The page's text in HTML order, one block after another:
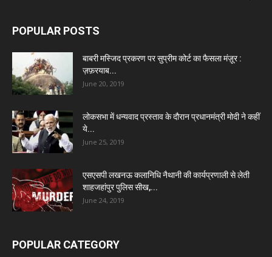
POPULAR POSTS
बाबरी मस्जिद प्रकरण पर सुप्रीम कोर्ट का फैसला मंज़ूर :
ज़फ़रयाब...
June 20, 2019
लोकसभा में धन्यवाद प्रस्ताव के दौरान प्रधानमंत्री मोदी ने कहीं
ये...
June 25, 2019
एसएसपी लखनऊ कलानिधि नैथानी की कार्यप्रणाली से लेती
शाहजहांपुर पुलिस सीख,...
June 24, 2019
POPULAR CATEGORY